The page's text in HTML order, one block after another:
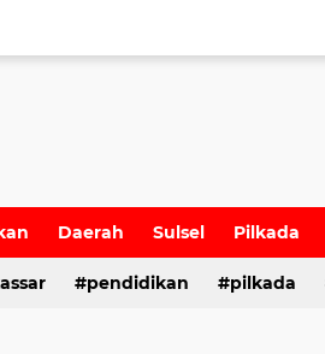
Daerah Sulsel Pilkada
pendidikan pilkada